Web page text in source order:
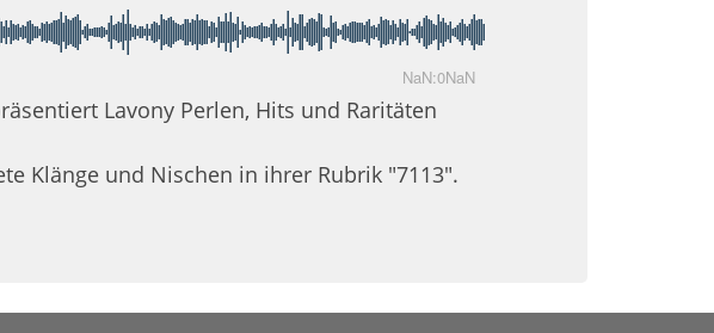
NaN:0NaN
Lavony Perlen, Hits und Raritäten
Klänge und Nischen in ihrer Rubrik "7113".